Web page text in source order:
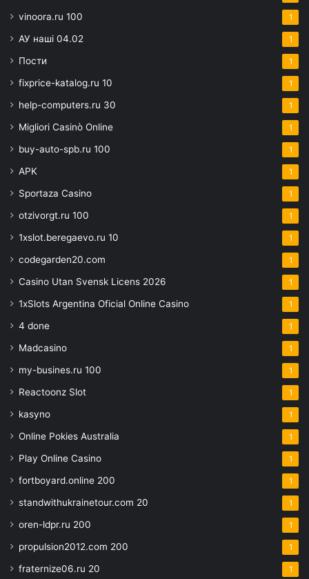
vinoora.ru 100 1
АУ наші 04.02 1
Пости 1
fixprice-katalog.ru 10 1
help-computers.ru 30 1
Migliori Casinò Online 1
buy-auto-spb.ru 100 1
APK 1
Sportaza Casino 1
otzivorgt.ru 100 1
1xslot.beregaevo.ru 10 1
codegarden20.com 1
Casino Utan Svensk Licens 2026 1
1xSlots Argentina Oficial Online Casino 1
4 done 1
Madcasino 1
my-busines.ru 100 1
Reactoonz Slot 1
kasyno 1
Online Pokies Australia 1
Play Online Casino 1
fortboyard.online 200 1
standwithukrainetour.com 20 1
oren-ldpr.ru 200 1
propulsion2012.com 200 1
fraternize06.ru 20 1